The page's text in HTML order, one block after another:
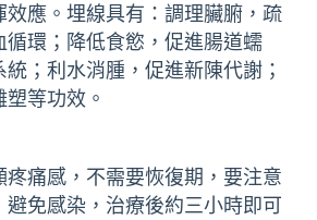
效應。埋線具有：調理臟腑，疏
循環；降低食慾，促進腸道蠕
；利水消腫，促進新陳代謝；
等功效。
痛感，不需要恢復期，要注意
免感染，治療後約三小時即可